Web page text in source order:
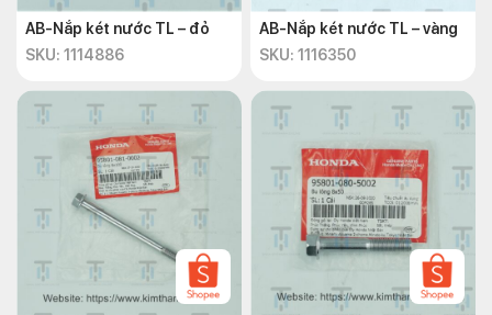
AB-Nắp két nước TL – đỏ
SKU: 1114886
AB-Nắp két nước TL – vàng
SKU: 1116350